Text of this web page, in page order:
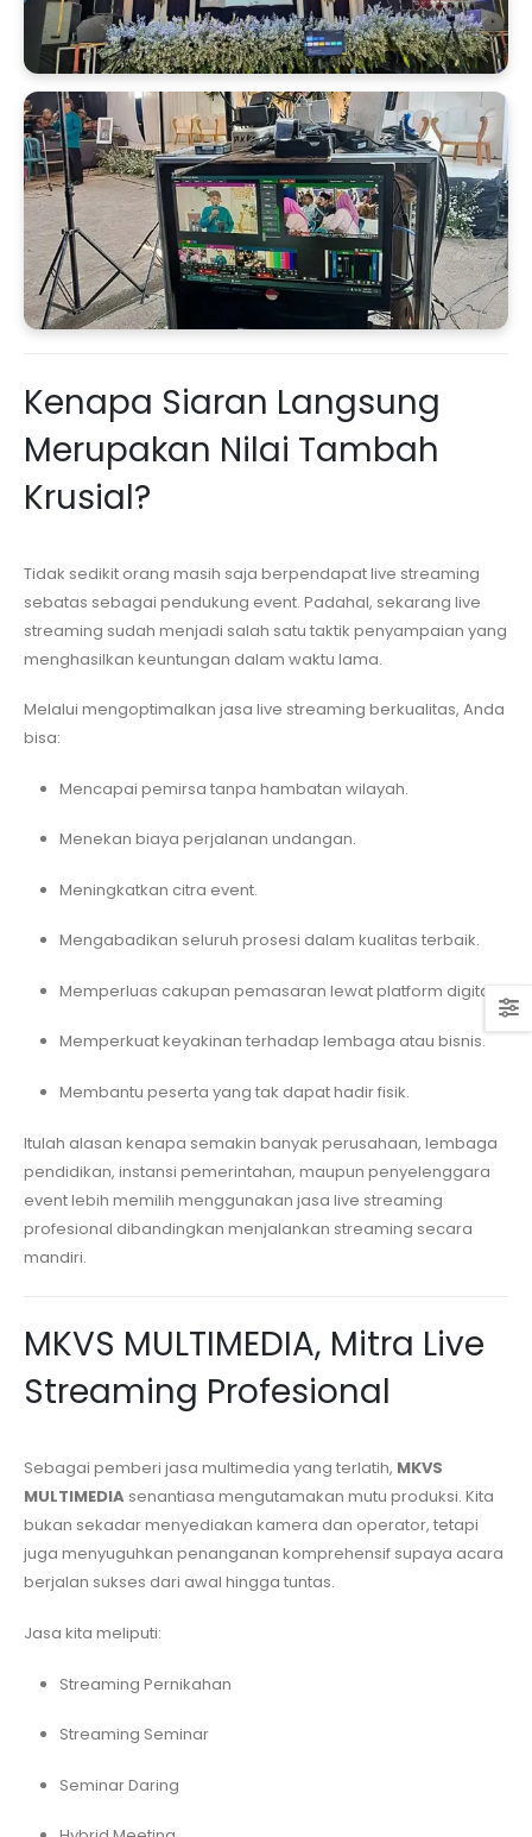
Kenapa Siaran Langsung
Merupakan Nilai Tambah
Krusial?
Tidak sedikit orang masih saja berpendapat live streaming
sebatas sebagai pendukung event. Padahal, sekarang live
streaming sudah menjadi salah satu taktik penyampaian yang
menghasilkan keuntungan dalam waktu lama.
Melalui mengoptimalkan jasa live streaming berkualitas, Anda
bisa:
Mencapai pemirsa tanpa hambatan wilayah.
Menekan biaya perjalanan undangan.
Meningkatkan citra event.
Mengabadikan seluruh prosesi dalam kualitas terbaik.
Memperluas cakupan pemasaran lewat platform digital.
Memperkuat keyakinan terhadap lembaga atau bisnis.
Membantu peserta yang tak dapat hadir fisik.
Itulah alasan kenapa semakin banyak perusahaan, lembaga
pendidikan, instansi pemerintahan, maupun penyelenggara
event lebih memilih menggunakan jasa live streaming
profesional dibandingkan menjalankan streaming secara
mandiri.
MKVS MULTIMEDIA, Mitra Live
Streaming Profesional
Sebagai pemberi jasa multimedia yang terlatih, MKVS
MULTIMEDIA senantiasa mengutamakan mutu produksi. Kita
bukan sekadar menyediakan kamera dan operator, tetapi
juga menyuguhkan penanganan komprehensif supaya acara
berjalan sukses dari awal hingga tuntas.
Jasa kita meliputi:
Streaming Pernikahan
Streaming Seminar
Seminar Daring